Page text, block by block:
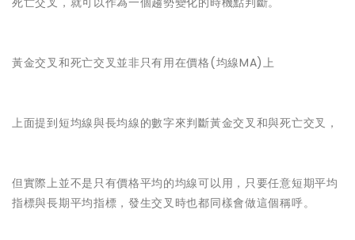
黃金交叉和死亡交叉並非只有用在價格(均線MA)上
上面提到短均線與長均線的數字來判斷黃金交叉和與死亡交叉，
但實際上並不是只有價格平均的均線可以用，只要任意短期平均
指標與長期平均指標，發生交叉時也都同樣會做這個稱呼。